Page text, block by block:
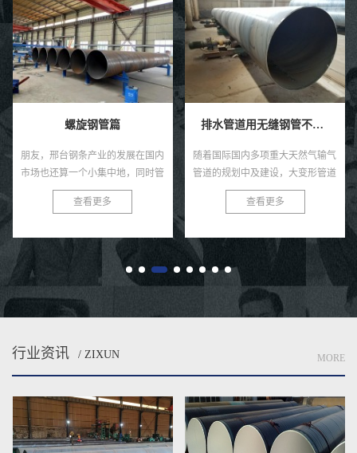
螺旋钢管篇
朋友，邢台钢条产业的发展在国内
市场也还算一个小集中地，同时管
道连接武器装备整体行业也是保定
的经济支柱性核心产业之一。因为
献，...
查看更多
排水管道用无缝钢管不应该选用优质哪种材质
随着国际国内多项重大天然气输气
管道的规划中及建设，大变形管道
线路钢、超高强度级别分类热煨弯
管和厚规格大小高温管材等附加值
竞...
查看更多
行业资讯 / ZIXUN MORE